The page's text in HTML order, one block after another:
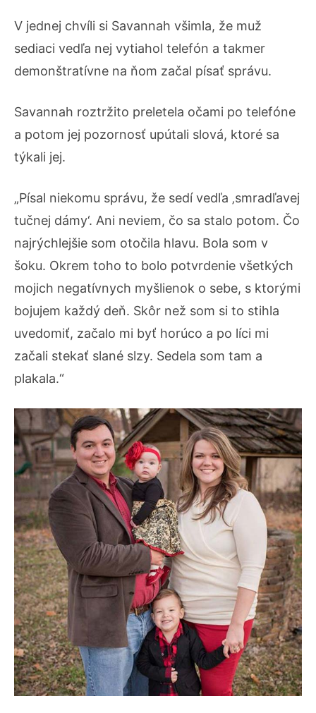
V jednej chvíli si Savannah všimla, že muž
sediaci vedľa nej vytiahol telefón a takmer
demonštratívne na ňom začal písať správu.
Savannah roztržito preletela očami po telefóne
a potom jej pozornosť upútali slová, ktoré sa
týkali jej.
„Písal niekomu správu, že sedí vedľa ‚smradľavej
tučnej dámy‘. Ani neviem, čo sa stalo potom. Čo
najrýchlejšie som otočila hlavu. Bola som v
šoku. Okrem toho to bolo potvrdenie všetkých
mojich negatívnych myšlienok o sebe, s ktorými
bojujem každý deň. Skôr než som si to stihla
uvedomiť, začalo mi byť horúco a po líci mi
začali stekať slané slzy. Sedela som tam a
plakala.“